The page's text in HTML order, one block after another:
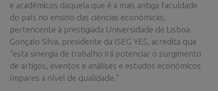
e académicos daquela que é a mais antiga faculdade
do país no ensino das ciências económicas,
pertencente à prestigiada Universidade de Lisboa.
Gonçalo Silva, presidente da ISEG YES, acredita que
“esta sinergia de trabalho irá potenciar o surgimento
de artigos, eventos e análises e estudos económicos
ímpares a nível de qualidade.”